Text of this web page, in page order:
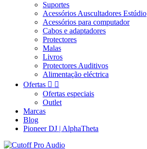
Suportes
Acessórios Auscultadores Estúdio
Acessórios para computador
Cabos e adaptadores
Protectores
Malas
Livros
Protectores Auditivos
Alimentação eléctrica
Ofertas  
Ofertas especiais
Outlet
Marcas
Blog
Pioneer DJ | AlphaTheta